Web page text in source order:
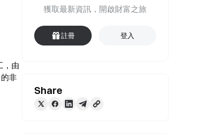
，由
非
獲取最新資訊，開啟財富之旅
註冊 登入
Share